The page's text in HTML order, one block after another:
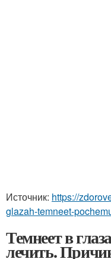
Источник: https://
glazah-temneet-
Темнеет в
лечить.